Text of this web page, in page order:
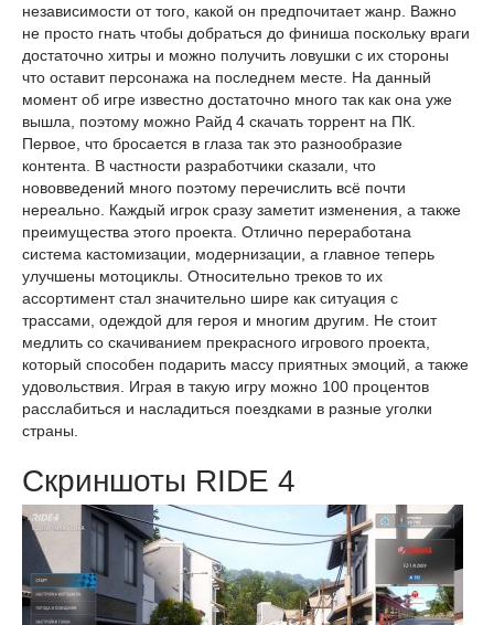
независимости от того, какой он предпочитает жанр. Важно
не просто гнать чтобы добраться до финиша поскольку враги
достаточно хитры и можно получить ловушки с их стороны
что оставит персонажа на последнем месте. На данный
момент об игре известно достаточно много так как она уже
вышла, поэтому можно Райд 4 скачать торрент на ПК.
Первое, что бросается в глаза так это разнообразие
контента. В частности разработчики сказали, что
нововведений много поэтому перечислить всё почти
нереально. Каждый игрок сразу заметит изменения, а также
преимущества этого проекта. Отлично переработана
система кастомизации, модернизации, а главное теперь
улучшены мотоциклы. Относительно треков то их
ассортимент стал значительно шире как ситуация с
трассами, одеждой для героя и многим другим. Не стоит
медлить со скачиванием прекрасного игрового проекта,
который способен подарить массу приятных эмоций, а также
удовольствия. Играя в такую игру можно 100 процентов
расслабиться и насладиться поездками в разные уголки
страны.
Скриншоты RIDE 4